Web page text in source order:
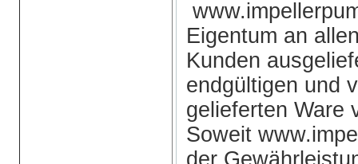
Eigentum an
Kunden
endgültigen und
gelieferten Ware
Soweit
der